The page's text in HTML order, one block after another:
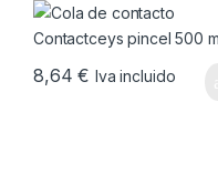
8,64€ Iva incluido